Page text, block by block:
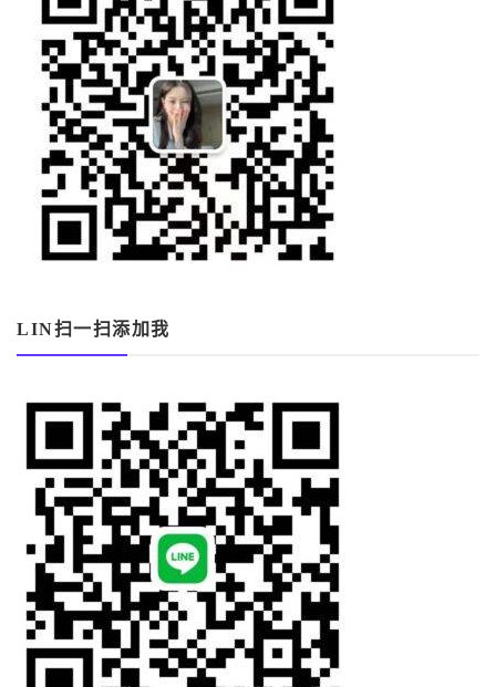
LIN扫一扫添加我